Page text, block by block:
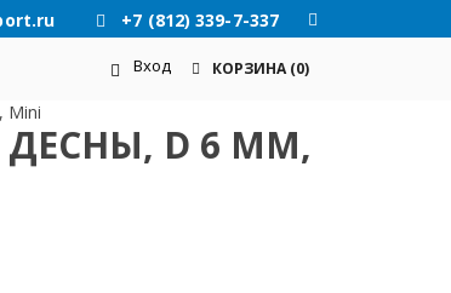
+7 (812) 339-7-337
Вход КОРЗИНА (0)
Mini
D 6 MM,